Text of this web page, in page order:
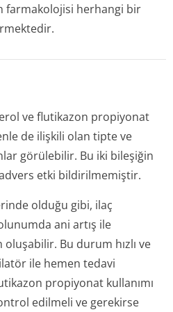
farmakolojisi herhangi bir
ve flutikazon propiyonat
de ilişkili olan tipte ve
görülebilir. Bu iki bileşiğin
etki bildirilmemiştir.
olduğu gibi, ilaç
ani artış ile
Bu durum hızlı ve
ile hemen tedavi
propiyonat kullanımı
edilmeli ve gerekirse